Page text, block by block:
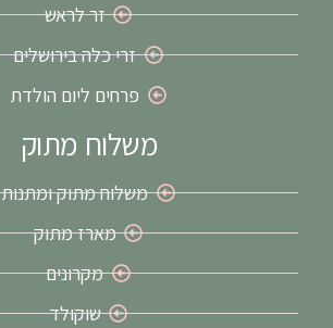
זר לראש
זרי כלה בירושלים
פרחים ליום הולדת
משלוח מתוק
משלוח מתוק ומתנות
מארז מתוק
מקרונים
שוקולד